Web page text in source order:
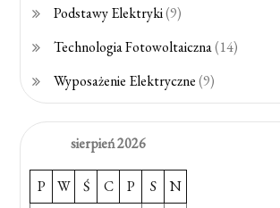
Podstawy Elektryki(9)
Technologia Fotowoltaiczna(14)
Wyposażenie Elektryczne(9)
sierpień 2026
P W Ś C P S
N